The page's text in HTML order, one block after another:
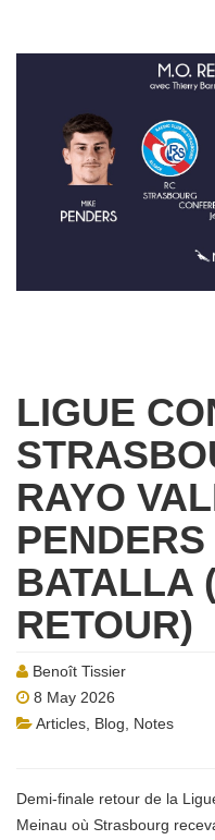
LIGUE
RAYO
BATALLA
RETOUR)
Benoît Tissier
8 May 2026
Articles Blog
Notes
Demi-finale retour de la
Meinau où Strasbourg